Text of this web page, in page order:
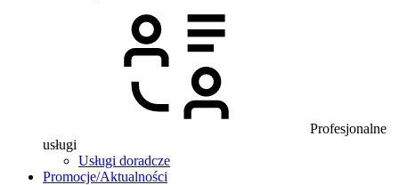
Profesjonalne
usługi
Usługi doradcze
Promocje/Aktualności